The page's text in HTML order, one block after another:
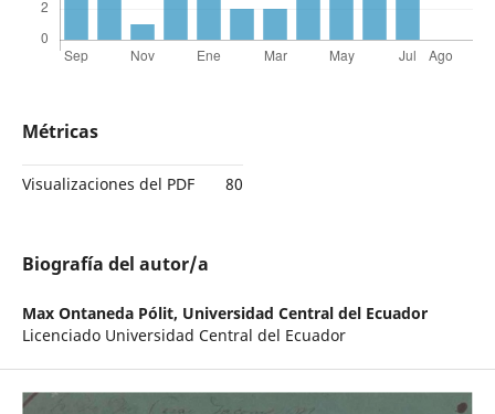
Métricas
Visualizaciones del PDF 80
Biografía del autor/a
Max Ontaneda Pólit, Universidad Central del Ecuador
Licenciado Universidad Central del Ecuador